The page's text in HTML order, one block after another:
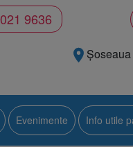
021 9636
Evenimente Info utile